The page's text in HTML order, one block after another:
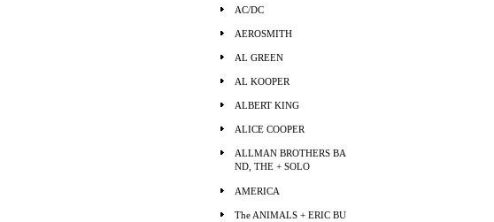
AC/DC
AEROSMITH
AL GREEN
AL KOOPER
ALBERT KING
ALICE COOPER
ALLMAN BROTHERS BA
ND, THE + SOLO
AMERICA
The ANIMALS + ERIC BU